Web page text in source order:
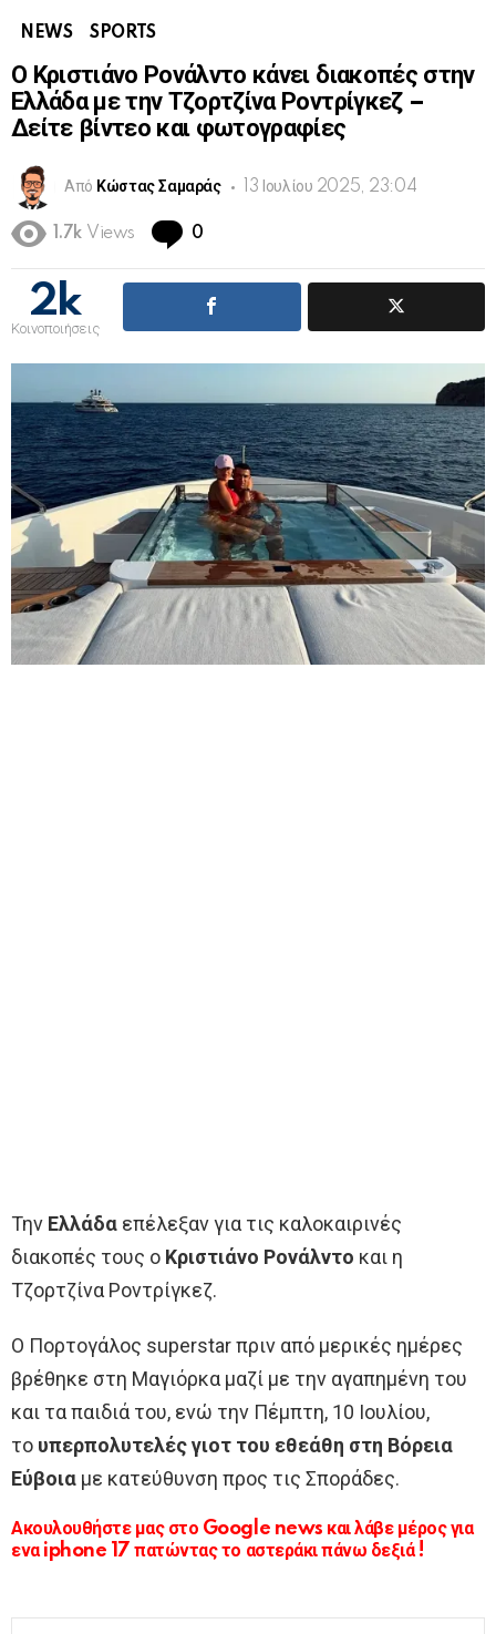
NEWS SPORTS
Ο Κριστιάνο Ρονάλντο κάνει διακοπές στην
Ελλάδα με την Τζορτζίνα Ροντρίγκεζ –
Δείτε βίντεο και φωτογραφίες
Από Κώστας Σαμαράς 13 Ιουλίου 2025, 23:04
1.7k Views 0
2k
Κοινοποιήσεις
Την Ελλάδα επέλεξαν για τις καλοκαιρινές
διακοπές τους ο Κριστιάνο Ρονάλντο και η
Τζορτζίνα Ροντρίγκεζ.
Ο Πορτογάλος superstar πριν από μερικές ημέρες
βρέθηκε στη Μαγιόρκα μαζί με την αγαπημένη του
και τα παιδιά του, ενώ την Πέμπτη, 10 Ιουλίου,
το υπερπολυτελές γιοτ του εθεάθη στη Βόρεια
Εύβοια με κατεύθυνση προς τις Σποράδες.
Ακουλουθήστε μας στο Google news και λάβε μέρος για
ενα iphone 17 πατώντας το αστεράκι πάνω δεξιά !